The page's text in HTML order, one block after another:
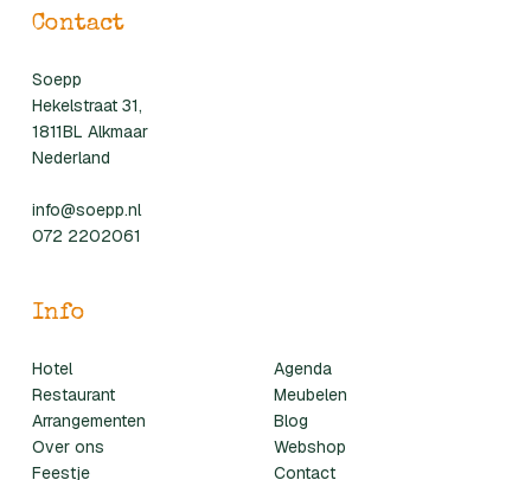
Contact
Soepp
Hekelstraat 31,
1811BL Alkmaar
Nederland
info@soepp.nl
072 2202061
Info
Hotel
Restaurant
Arrangementen
Over ons
Feestje
Agenda
Meubelen
Blog
Webshop
Contact